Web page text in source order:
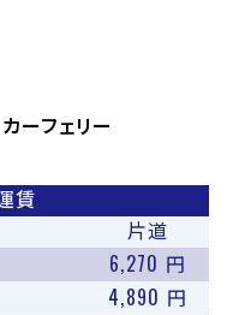
カーフェリー
賃
片道
6,270 円
4,890 円